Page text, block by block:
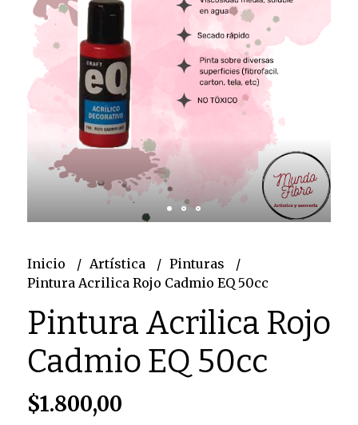
Inicio Artística
Pinturas
Pintura Acrilica Rojo Cadmio EQ 50cc
Pintura Acrilica Rojo
Cadmio EQ 50cc
$1.800,00